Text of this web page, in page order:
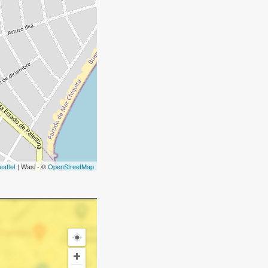
| Wasi - ©OpenStreetMap